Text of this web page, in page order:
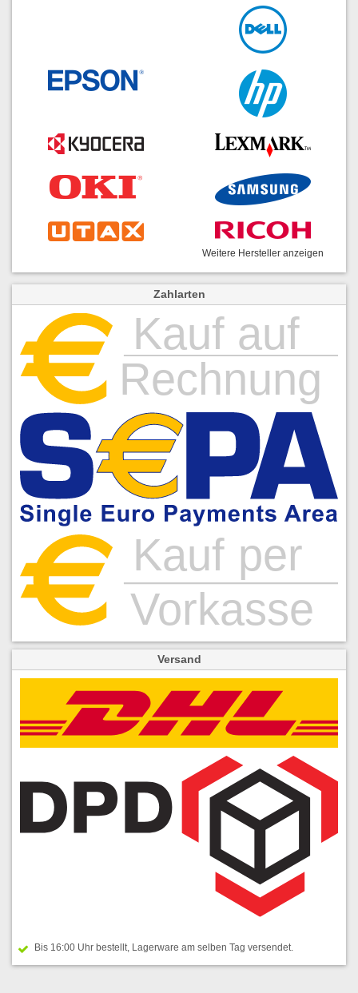
Weitere Hersteller anzeigen
Zahlarten
Versand
Bis 16:00 Uhr bestellt, Lagerware am selben Tag versendet.